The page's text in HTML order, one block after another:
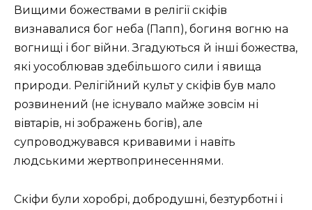
Вищими божествами в релігії скіфів
визнавалися бог неба (Папп), богиня вогню на
вогнищі і бог війни. Згадуються й інші божества,
які уособлював здебільшого сили і явища
природи. Релігійний культ у скіфів був мало
розвинений (не існувало майже зовсім ні
вівтарів, ні зображень богів), але
супроводжувався кривавими і навіть
людськими жертвопринесеннями.
Скіфи були хоробрі, добродушні, безтурботні і